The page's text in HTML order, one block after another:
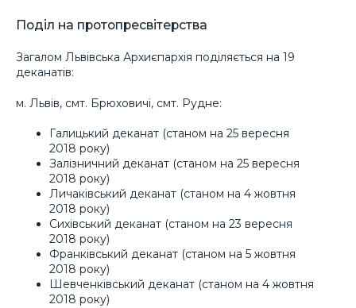
Поділ на протопресвітерства
Загалом Львівська Архиєпархія поділяється на 19
деканатів:
м. Львів, смт. Брюховичі, смт. Рудне:
Галицький деканат (станом на 25 вересня
2018 року)
Залізничний деканат (станом на 25 вересня
2018 року)
Личаківський деканат (станом на 4 жовтня
2018 року)
Сихівський деканат (станом на 23 вересня
2018 року)
Франківський деканат (станом на 5 жовтня
2018 року)
Шевченківський деканат (станом на 4 жовтня
2018 року)